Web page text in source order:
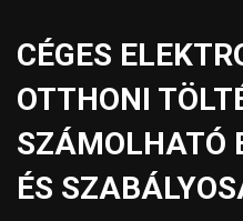
CÉGES
OTTHONI
SZÁMOLHATÓ
ÉS